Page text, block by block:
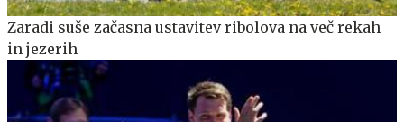
Zaradi suše začasna ustavitev ribolova na več rekah
in jezerih